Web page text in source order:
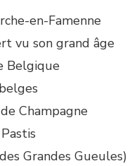
en-Famenne
vu son grand âge
Belgique
Champagne
Grandes Gueules)